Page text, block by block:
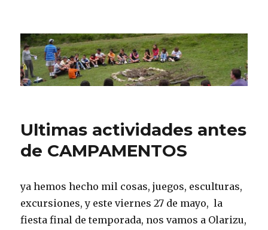
CPN Azterlariak
Ultimas actividades antes
de CAMPAMENTOS
ya hemos hecho mil cosas, juegos, esculturas,
excursiones, y este viernes 27 de mayo, la
fiesta final de temporada, nos vamos a Olarizu,